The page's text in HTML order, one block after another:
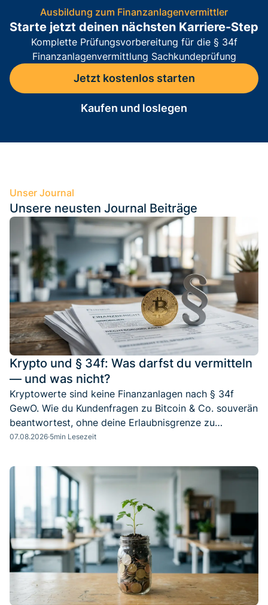
Ausbildung zum Finanzanlagenvermittler
Starte jetzt deinen nächsten Karriere-Step
Komplette Prüfungsvorbereitung für die § 34f
Finanzanlagenvermittlung Sachkundeprüfung
Jetzt kostenlos starten
Kaufen und loslegen
Unser Journal
Unsere neusten Journal Beiträge
Krypto und § 34f: Was darfst du vermitteln
— und was nicht?
Kryptowerte sind keine Finanzanlagen nach § 34f
GewO. Wie du Kundenfragen zu Bitcoin & Co. souverän
beantwortest, ohne deine Erlaubnisgrenze zu
überschreiten.
07.08.2026·5min Lesezeit